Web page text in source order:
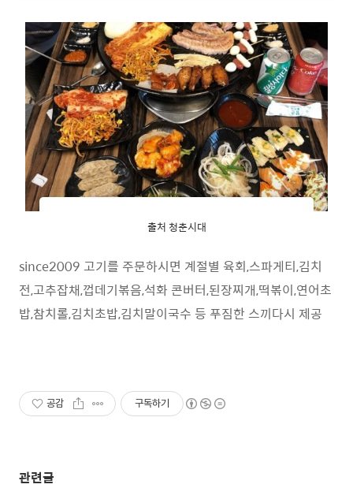
출처 청춘시대
since2009 고기를 주문하시면 계절별 육회,스파게티,김치
전,고추잡채,껍데기볶음,석화 콘버터,된장찌개,떡볶이,연어초
밥,참치롤,김치초밥,김치말이국수 등 푸짐한 스끼다시 제공
공감 구독하기
관련글